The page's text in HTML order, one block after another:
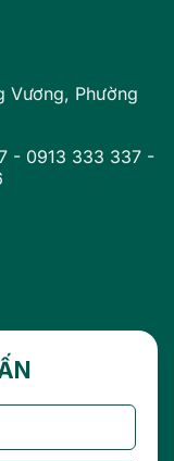
Vương, Phường
- 0913 333 337 -